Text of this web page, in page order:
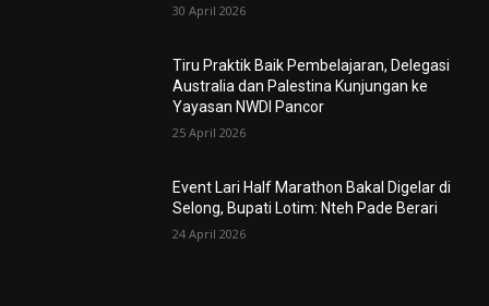
30 April 2026
Tiru Praktik Baik Pembelajaran, Delegasi
Australia dan Palestina Kunjungan ke
Yayasan NWDI Pancor
25 April 2026
Event Lari Half Marathon Bakal Digelar di
Selong, Bupati Lotim: Nteh Pade Berari
24 April 2026